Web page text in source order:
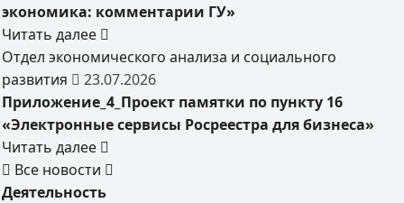
экономика: комментарии ГУ»
Читать далее
Отдел экономического анализа и социального
развития
23.07.2026
Приложение_4_Проект памятки по пункту 16
«Электронные сервисы Росреестра для бизнеса»
Читать далее
Все новости
Деятельность